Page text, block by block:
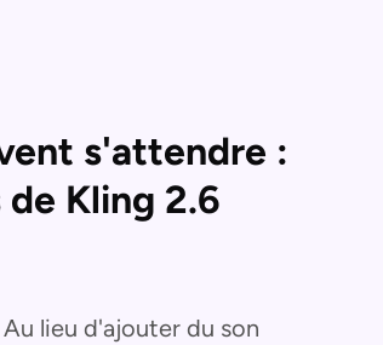
s'attendre :
Kling 2.6
Au lieu d'ajouter du son